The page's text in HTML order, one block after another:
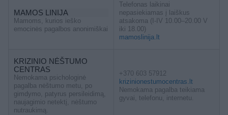
MAMOS LINIJA
Mamoms, kurios ieško
emocinės pagalbos anonimiškai
Telefonas laikinai
nepasiekiamas į laiškus
atsakoma (I-IV 10.00–20.00 V
iki 18.00)
mamoslinija.lt
KRIZINIO NĖŠTUMO
CENTRAS
Nemokama psichologinė
pagalba nėštumo metu, po
gimdymo, patyrus persileidimą,
naujagimio netektį, nėštumo
nutraukimą.
+370 603 57912
krizinionestumocentras.lt
Nemokama pagalba teikiama
gyvai, telefonu, internetu.